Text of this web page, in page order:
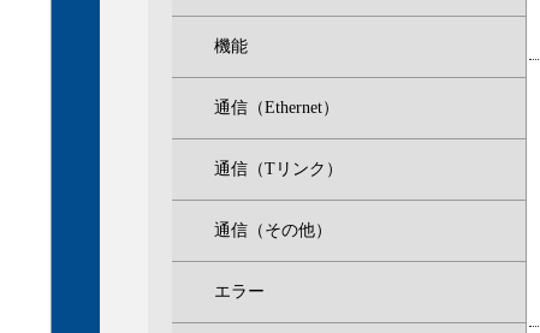
機能
通信（Ethernet）
通信（Tリンク）
通信（その他）
エラー